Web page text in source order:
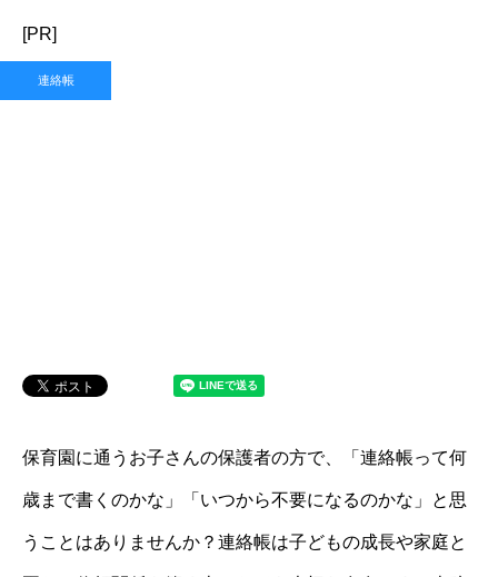
[PR]
連絡帳
保育園に通うお子さんの保護者の方で、「連絡帳って何
歳まで書くのかな」「いつから不要になるのかな」と思
うことはありませんか？連絡帳は子どもの成長や家庭と